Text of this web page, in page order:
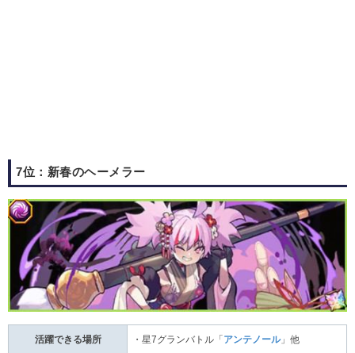
7位：新春のヘーメラー
活躍できる場所 ・星7グランバトル「 アンテノール」他